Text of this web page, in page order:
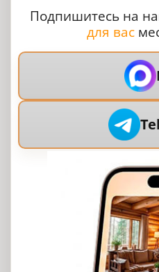
Подпишитесь на
для вас